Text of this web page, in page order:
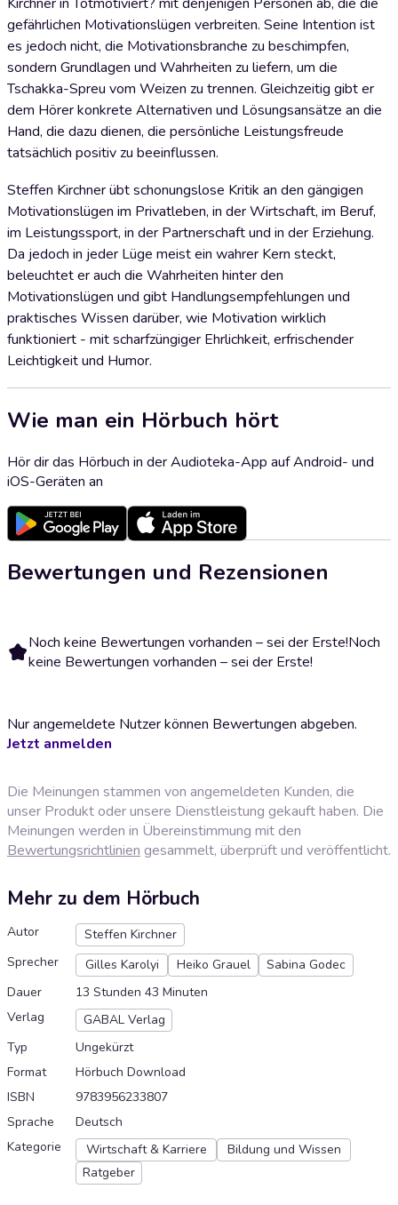
gefährlichen Motivationslügen verbreiten. Seine Intention ist
es jedoch nicht, die Motivationsbranche zu beschimpfen,
sondern Grundlagen und Wahrheiten zu liefern, um die
Tschakka-Spreu vom Weizen zu trennen. Gleichzeitig gibt er
dem Hörer konkrete Alternativen und Lösungsansätze an die
Hand, die dazu dienen, die persönliche Leistungsfreude
tatsächlich positiv zu beeinflussen.
Steffen Kirchner übt schonungslose Kritik an den gängigen
Motivationslügen im Privatleben, in der Wirtschaft, im Beruf,
im Leistungssport, in der Partnerschaft und in der Erziehung.
Da jedoch in jeder Lüge meist ein wahrer Kern steckt,
beleuchtet er auch die Wahrheiten hinter den
Motivationslügen und gibt Handlungsempfehlungen und
praktisches Wissen darüber, wie Motivation wirklich
funktioniert - mit scharfzüngiger Ehrlichkeit, erfrischender
Leichtigkeit und Humor.
Wie man ein Hörbuch hört
Hör dir das Hörbuch in der Audioteka-App auf Android- und
iOS-Geräten an
Bewertungen und Rezensionen
Noch keine Bewertungen vorhanden – sei der Erste!Noch
keine Bewertungen vorhanden – sei der Erste!
Nur angemeldete Nutzer können Bewertungen abgeben.
Jetzt anmelden
Die Meinungen stammen von angemeldeten Kunden, die
unser Produkt oder unsere Dienstleistung gekauft haben. Die
Meinungen werden in Übereinstimmung mit den
Bewertungsrichtlinien gesammelt, überprüft und veröffentlicht.
Mehr zu dem Hörbuch
Autor
Steffen Kirchner
Sprecher
Gilles Karolyi Heiko Grauel
Sabina Godec
Dauer
13 Stunden 43 Minuten
Verlag
GABAL Verlag
Typ
Ungekürzt
Format
Hörbuch Download
ISBN
9783956233807
Sprache
Deutsch
Kategorie
Wirtschaft & Karriere
Bildung und Wissen
Ratgeber